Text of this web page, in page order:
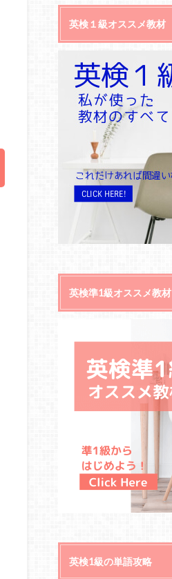
英検１級オススメ教材
英検準1級オススメ教材
英検1級の単語攻略